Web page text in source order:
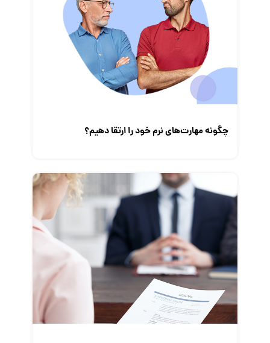
چگونه مهارت‌های نرم خود را ارتقا دهیم؟